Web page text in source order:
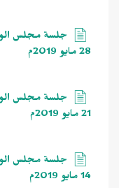
28 مايو 2019م
21 مايو 2019م
14 مايو 2019م